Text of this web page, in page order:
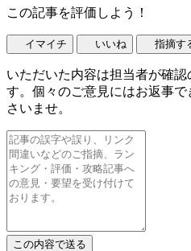
この記事を評価しよう！
イマイチ いいね 指摘す
いただいた内容は担当者が確
す。個々のご意見にはお返事
さいませ。